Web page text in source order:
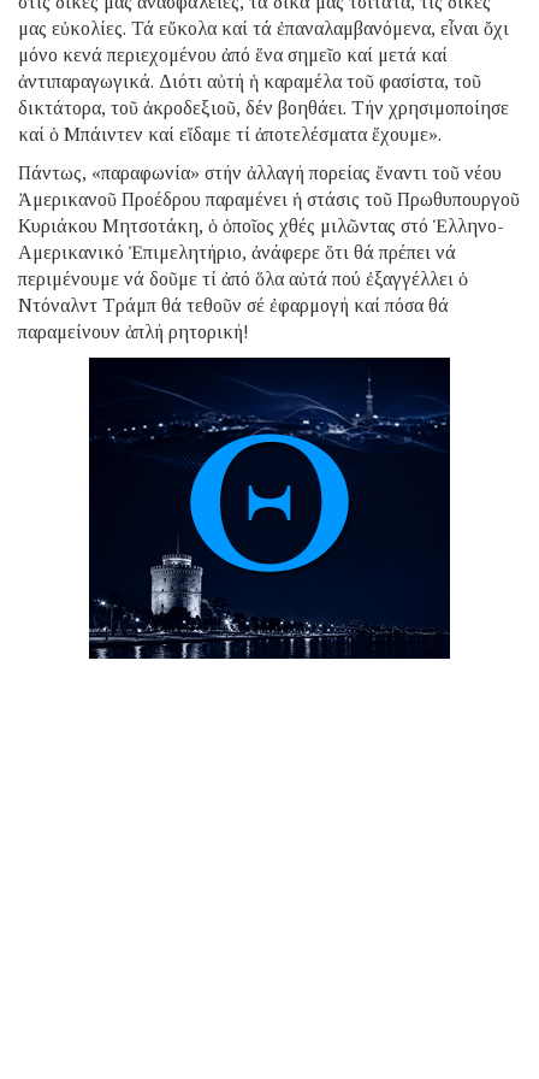
μας εὐκολίες. Τά εὔκολα καί τά ἐπαναλαμβανόμενα, εἶναι ὄχι
μόνο κενά περιεχομένου ἀπό ἕνα σημεῖο καί μετά καί
ἀντιπαραγωγικά. Διότι αὐτή ἡ καραμέλα τοῦ φασίστα, τοῦ
δικτάτορα, τοῦ ἀκροδεξιοῦ, δέν βοηθάει. Τήν χρησιμοποίησε
καί ὁ Μπάιντεν καί εἴδαμε τί ἀποτελέσματα ἔχουμε».
Πάντως, «παραφωνία» στήν ἀλλαγή πορείας ἔναντι τοῦ νέου
Ἀμερικανοῦ Προέδρου παραμένει ἡ στάσις τοῦ Πρωθυπουργοῦ
Κυριάκου Μητσοτάκη, ὁ ὁποῖος χθές μιλῶντας στό Ἑλληνο-
Αμερικανικό Ἐπιμελητήριο, ἀνάφερε ὅτι θά πρέπει νά
περιμένουμε νά δοῦμε τί ἀπό ὅλα αὐτά πού ἐξαγγέλλει ὁ
Ντόναλντ Τράμπ θά τεθοῦν σέ ἐφαρμογή καί πόσα θά
παραμείνουν ἁπλή ρητορική!